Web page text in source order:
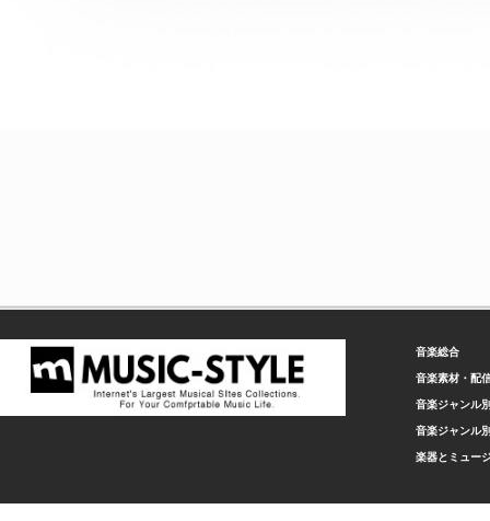
音楽総合
音楽素材・配
音楽ジャンル
音楽ジャンル
楽器とミュー